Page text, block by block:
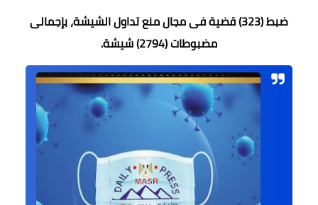
ضبط (323) قضية فى مجال منع تداول الشيشة، بإجمالى
مضبوطات (2794) شيشة.